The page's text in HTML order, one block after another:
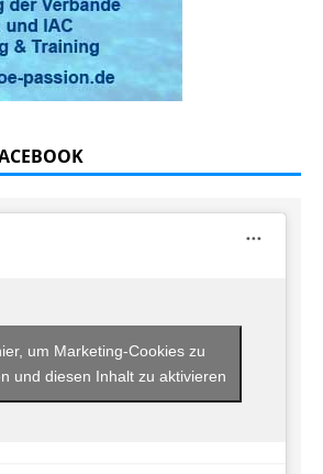
um Marketing-Cookies zu
und diesen Inhalt zu aktivieren